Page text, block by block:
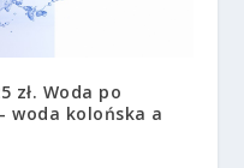
zł. Woda po
woda kolońska a